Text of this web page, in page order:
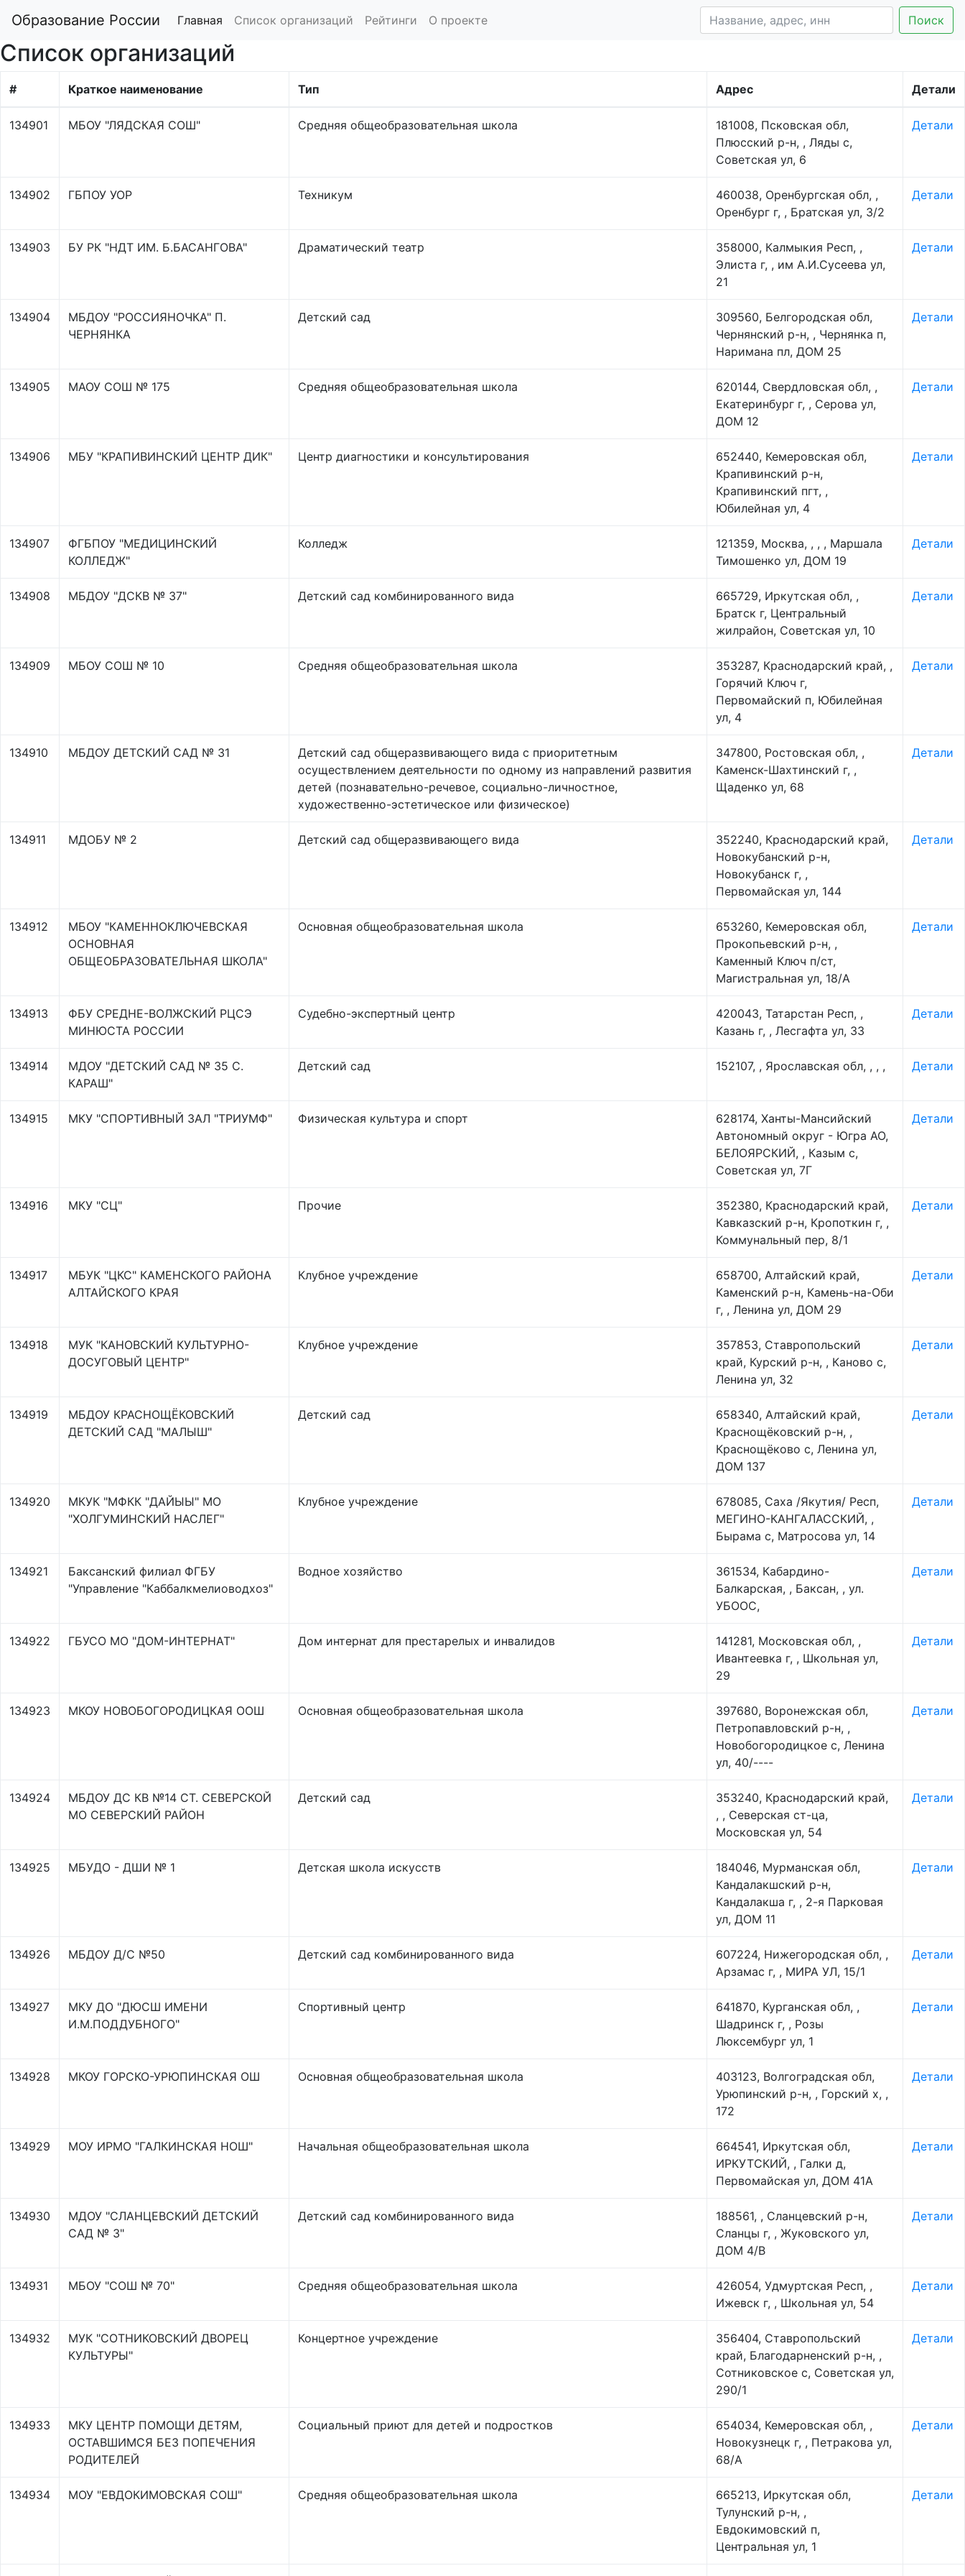
Образование России Главная Список организаций Рейтинги О проекте Поиск
Список организаций
# Краткое наименование Тип Адрес Детали
134901 МБОУ "ЛЯДСКАЯ СОШ" Средняя общеобразовательная школа
181008, Псковская обл,
Плюсский р-н, , Ляды с,
Советская ул, 6
Детали
134902 ГБПОУ УОР Техникум
460038, Оренбургская обл, ,
Оренбург г, , Братская ул, 3/2
Детали
134903 БУ РК "НДТ ИМ. Б.БАСАНГОВА" Драматический театр
358000, Калмыкия Респ, ,
Элиста г, , им А.И.Сусеева ул,
21
Детали
134904
МБДОУ "РОССИЯНОЧКА" П.
ЧЕРНЯНКА
Детский сад
309560, Белгородская обл,
Чернянский р-н, , Чернянка п,
Наримана пл, ДОМ 25
Детали
134905 МАОУ СОШ № 175 Средняя общеобразовательная школа
620144, Свердловская обл, ,
Екатеринбург г, , Серова ул,
ДОМ 12
Детали
134906 МБУ "КРАПИВИНСКИЙ ЦЕНТР ДИК" Центр диагностики и консультирования
652440, Кемеровская обл,
Крапивинский р-н,
Крапивинский пгт, ,
Юбилейная ул, 4
Детали
134907
ФГБПОУ "МЕДИЦИНСКИЙ
КОЛЛЕДЖ"
Колледж
121359, Москва, , , , Маршала
Тимошенко ул, ДОМ 19
Детали
134908 МБДОУ "ДСКВ № 37" Детский сад комбинированного вида
665729, Иркутская обл, ,
Братск г, Центральный
жилрайон, Советская ул, 10
Детали
134909 МБОУ СОШ № 10 Средняя общеобразовательная школа
353287, Краснодарский край, ,
Горячий Ключ г,
Первомайский п, Юбилейная
ул, 4
Детали
134910 МБДОУ ДЕТСКИЙ САД № 31
Детский сад общеразвивающего вида с приоритетным
осуществлением деятельности по одному из направлений развития
детей (познавательно-речевое, социально-личностное,
художественно-эстетическое или физическое)
347800, Ростовская обл, ,
Каменск-Шахтинский г, ,
Щаденко ул, 68
Детали
134911 МДОБУ № 2 Детский сад общеразвивающего вида
352240, Краснодарский край,
Новокубанский р-н,
Новокубанск г, ,
Первомайская ул, 144
Детали
134912
МБОУ "КАМЕННОКЛЮЧЕВСКАЯ
ОСНОВНАЯ
ОБЩЕОБРАЗОВАТЕЛЬНАЯ ШКОЛА"
Основная общеобразовательная школа
653260, Кемеровская обл,
Прокопьевский р-н, ,
Каменный Ключ п/ст,
Магистральная ул, 18/А
Детали
134913
ФБУ СРЕДНЕ-ВОЛЖСКИЙ РЦСЭ
МИНЮСТА РОССИИ
Судебно-экспертный центр
420043, Татарстан Респ, ,
Казань г, , Лесгафта ул, 33
Детали
134914
МДОУ "ДЕТСКИЙ САД № 35 С.
КАРАШ"
Детский сад 152107, , Ярославская обл, , , , Детали
134915 МКУ "СПОРТИВНЫЙ ЗАЛ "ТРИУМФ" Физическая культура и спорт
628174, Ханты-Мансийский
Автономный округ - Югра АО,
БЕЛОЯРСКИЙ, , Казым с,
Советская ул, 7Г
Детали
134916 МКУ "СЦ" Прочие
352380, Краснодарский край,
Кавказский р-н, Кропоткин г, ,
Коммунальный пер, 8/1
Детали
134917
МБУК "ЦКС" КАМЕНСКОГО РАЙОНА
АЛТАЙСКОГО КРАЯ
Клубное учреждение
658700, Алтайский край,
Каменский р-н, Камень-на-Оби
г, , Ленина ул, ДОМ 29
Детали
134918
МУК "КАНОВСКИЙ КУЛЬТУРНО-
ДОСУГОВЫЙ ЦЕНТР"
Клубное учреждение
357853, Ставропольский
край, Курский р-н, , Каново с,
Ленина ул, 32
Детали
134919
МБДОУ КРАСНОЩЁКОВСКИЙ
ДЕТСКИЙ САД "МАЛЫШ"
Детский сад
658340, Алтайский край,
Краснощёковский р-н, ,
Краснощёково с, Ленина ул,
ДОМ 137
Детали
134920
МКУК "МФКК "ДАЙЫЫ" МО
"ХОЛГУМИНСКИЙ НАСЛЕГ"
Клубное учреждение
678085, Саха /Якутия/ Респ,
МЕГИНО-КАНГАЛАССКИЙ, ,
Бырама с, Матросова ул, 14
Детали
134921
Баксанский филиал ФГБУ
"Управление "Каббалкмелиоводхоз"
Водное хозяйство
361534, Кабардино-
Балкарская, , Баксан, , ул.
УБООС,
Детали
134922 ГБУСО МО "ДОМ-ИНТЕРНАТ" Дом интернат для престарелых и инвалидов
141281, Московская обл, ,
Ивантеевка г, , Школьная ул,
29
Детали
134923 МКОУ НОВОБОГОРОДИЦКАЯ ООШ Основная общеобразовательная школа
397680, Воронежская обл,
Петропавловский р-н, ,
Новобогородицкое с, Ленина
ул, 40/----
Детали
134924
МБДОУ ДС КВ №14 СТ. СЕВЕРСКОЙ
МО СЕВЕРСКИЙ РАЙОН
Детский сад
353240, Краснодарский край,
, , Северская ст-ца,
Московская ул, 54
Детали
134925 МБУДО - ДШИ № 1 Детская школа искусств
184046, Мурманская обл,
Кандалакшский р-н,
Кандалакша г, , 2-я Парковая
ул, ДОМ 11
Детали
134926 МБДОУ Д/С №50 Детский сад комбинированного вида
607224, Нижегородская обл, ,
Арзамас г, , МИРА УЛ, 15/1
Детали
134927
МКУ ДО "ДЮСШ ИМЕНИ
И.М.ПОДДУБНОГО"
Спортивный центр
641870, Курганская обл, ,
Шадринск г, , Розы
Люксембург ул, 1
Детали
134928 МКОУ ГОРСКО-УРЮПИНСКАЯ ОШ Основная общеобразовательная школа
403123, Волгоградская обл,
Урюпинский р-н, , Горский х, ,
172
Детали
134929 МОУ ИРМО "ГАЛКИНСКАЯ НОШ" Начальная общеобразовательная школа
664541, Иркутская обл,
ИРКУТСКИЙ, , Галки д,
Первомайская ул, ДОМ 41А
Детали
134930
МДОУ "СЛАНЦЕВСКИЙ ДЕТСКИЙ
САД № 3"
Детский сад комбинированного вида
188561, , Сланцевский р-н,
Сланцы г, , Жуковского ул,
ДОМ 4/В
Детали
134931 МБОУ "СОШ № 70" Средняя общеобразовательная школа
426054, Удмуртская Респ, ,
Ижевск г, , Школьная ул, 54
Детали
134932
МУК "СОТНИКОВСКИЙ ДВОРЕЦ
КУЛЬТУРЫ"
Концертное учреждение
356404, Ставропольский
край, Благодарненский р-н, ,
Сотниковское с, Советская ул,
290/1
Детали
134933
МКУ ЦЕНТР ПОМОЩИ ДЕТЯМ,
ОСТАВШИМСЯ БЕЗ ПОПЕЧЕНИЯ
РОДИТЕЛЕЙ
Социальный приют для детей и подростков
654034, Кемеровская обл, ,
Новокузнецк г, , Петракова ул,
68/А
Детали
134934 МОУ "ЕВДОКИМОВСКАЯ СОШ" Средняя общеобразовательная школа
665213, Иркутская обл,
Тулунский р-н, ,
Евдокимовский п,
Центральная ул, 1
Детали